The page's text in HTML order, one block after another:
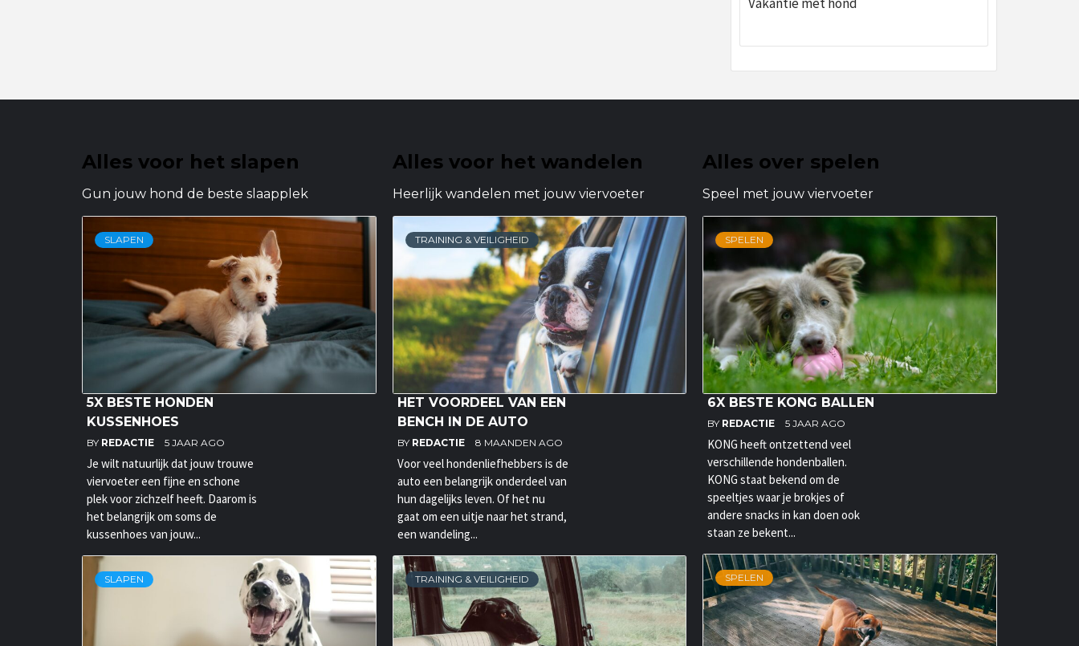
Alles voor het slapen
Gun jouw hond de beste slaapplek
SLAPEN
5X BESTE HONDEN
KUSSENHOES
BY REDACTIE 5 JAAR AGO
Je wilt natuurlijk dat jouw trouwe
viervoeter een fijne en schone
plek voor zichzelf heeft. Daarom is
het belangrijk om soms de
kussenhoes van jouw...
SLAPEN
Alles voor het wandelen
Heerlijk wandelen met jouw viervoeter
TRAINING & VEILIGHEID
HET VOORDEEL VAN EEN
BENCH IN DE AUTO
BY REDACTIE 8 MAANDEN AGO
Voor veel hondenliefhebbers is de
auto een belangrijk onderdeel van
hun dagelijks leven. Of het nu
gaat om een uitje naar het strand,
een wandeling...
TRAINING & VEILIGHEID
Alles over spelen
Speel met jouw viervoeter
SPELEN
6X BESTE KONG BALLEN
BY REDACTIE 5 JAAR AGO
KONG heeft ontzettend veel
verschillende hondenballen.
KONG staat bekend om de
speeltjes waar je brokjes of
andere snacks in kan doen ook
staan ze bekent...
SPELEN